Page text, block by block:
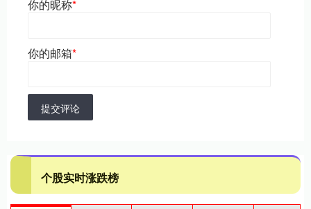
你的昵称*
你的邮箱*
提交评论
个股实时涨跌榜